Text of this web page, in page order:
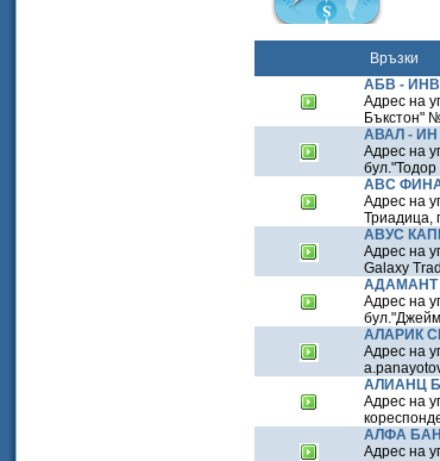
Връзки
АБВ -
Адрес на
Бъкстон"
АВАЛ -
Адрес на
АВС
Адрес на
Триадица,
АВУС
Адрес на
Galaxy
АДАМАНТ
Адрес на
АЛАРИК
Адрес на
АЛИАНЦ
Адрес на
АЛФА
Адрес на